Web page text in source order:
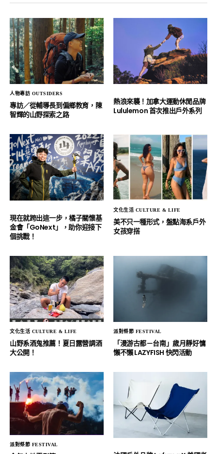
人物專訪 OUTSIDERS
專訪／從輔導長到偏鄉教育，陳
智輝的山野探索之路
熱浪來襲！加拿大運動休閒品牌
Lululemon 首次推出戶外系列
現在就跨出這一步，橘子關懷基
金會「GoNext」，助你迎接下
個挑戰！
文化生活 CULTURE & LIFE
美不只一種形式，盤點海系戶外
女孩穿搭
文化生活 CULTURE & LIFE
山野系酒鬼推薦！夏日露營調酒
大公開！
派對祭節 FESTIVAL
「漫游古都－台南」歲月靜好慵
懶不懶 LAZYFISH 快閃活動
派對祭節 FESTIVAL